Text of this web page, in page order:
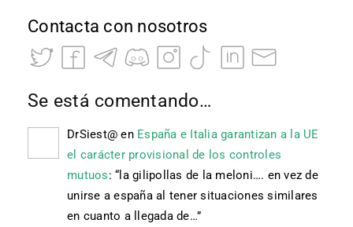
Contacta con nosotros
Se está comentando…
DrSiest@ en España e Italia garantizan a la UE
el carácter provisional de los controles
mutuos: “ la gilipollas de la meloni…. en vez de
unirse a españa al tener situaciones similares
en cuanto a llegada de…”